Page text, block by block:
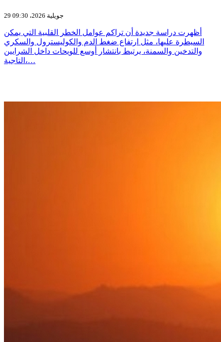
29 جويلية 2026، 09:30
أظهرت دراسة جديدة أن تراكم عوامل الخطر القلبية التي يمكن
السيطرة عليها، مثل ارتفاع ضغط الدم والكوليسترول والسكري
والتدخين والسمنة، يرتبط بانتشار أوسع للويحات داخل الشرايين
التاجية،…